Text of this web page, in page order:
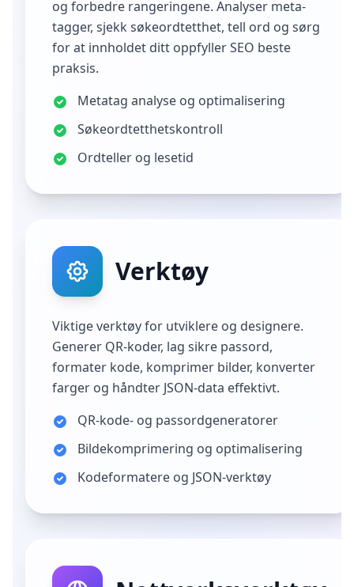
og forbedre rangeringene. Analyser meta-
tagger, sjekk søkeordtetthet, tell ord og sørg
for at innholdet ditt oppfyller SEO beste
praksis.
Metatag analyse og optimalisering
Søkeordtetthetskontroll
Ordteller og lesetid
Verktøy
Viktige verktøy for utviklere og designere.
Generer QR-koder, lag sikre passord,
formater kode, komprimer bilder, konverter
farger og håndter JSON-data effektivt.
QR-kode- og passordgeneratorer
Bildekomprimering og optimalisering
Kodeformatere og JSON-verktøy